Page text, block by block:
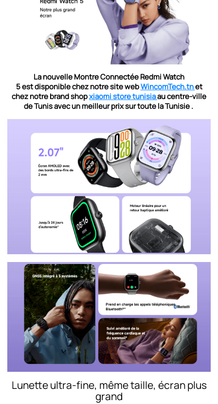
La nouvelle Montre Connectée Redmi Watch
5estdisponiblechez notre site webWincomTech.tnet
chez notre brand shopxiaomi store tunisiaau centre-ville
de Tunis avec un meilleur prix sur toute la Tunisie .
Lunette ultra-fine, même taille, écran plus
grand